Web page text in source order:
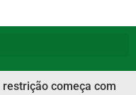
começa com